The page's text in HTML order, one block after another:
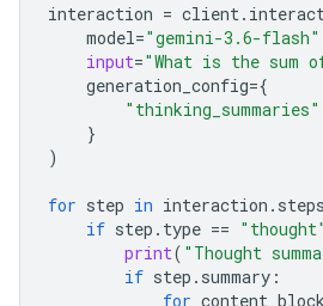
interaction = client.
model="gemini-3.6-flash"
input="What is the sum
generation_config={
"thinking_summaries"
}
)
for step in interaction . steps
if step . type == "thought"
print( "Thought
if step . summary :
for content_block